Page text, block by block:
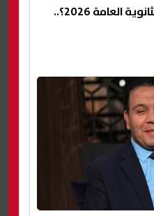
هل يتغير شكل امتحانات الثانوية العامة 2026؟..